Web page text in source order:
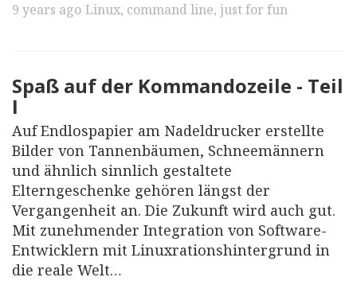
9 years ago Linux, command line, just for fun
Spaß auf der Kommandozeile - Teil
I
Auf Endlospapier am Nadeldrucker erstellte
Bilder von Tannenbäumen, Schneemännern
und ähnlich sinnlich gestaltete
Elterngeschenke gehören längst der
Vergangenheit an. Die Zukunft wird auch gut.
Mit zunehmender Integration von Software-
Entwicklern mit Linuxrationshintergrund in
die reale Welt…